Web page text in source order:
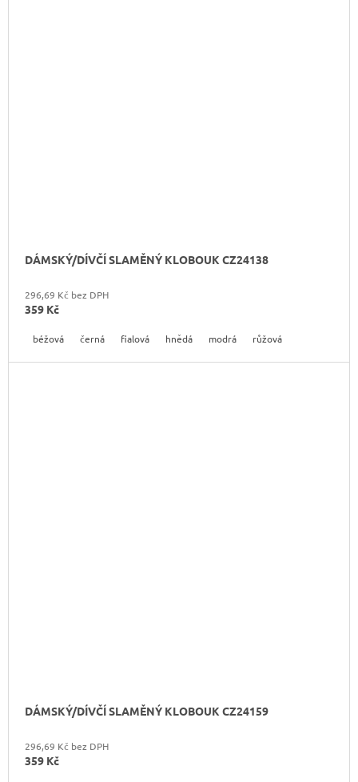
DÁMSKÝ/DÍVČÍ SLAMĚNÝ KLOBOUK CZ24138
296,69 Kč bez DPH
359 Kč
béžová černá fialová hnědá modrá růžová
DÁMSKÝ/DÍVČÍ SLAMĚNÝ KLOBOUK CZ24159
296,69 Kč bez DPH
359 Kč